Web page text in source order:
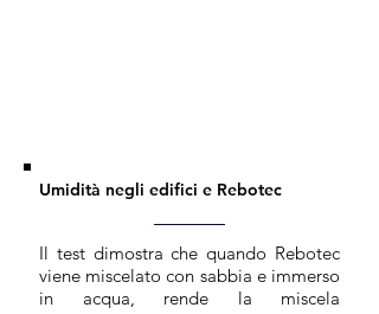
Umidità negli edifici e Rebotec
Il test dimostra che quando Rebotec
viene miscelato con sabbia e immerso
in acqua, rende la miscela